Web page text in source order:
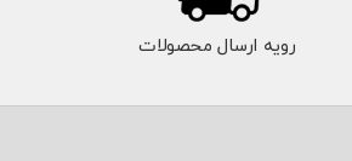
رویه ارسال محصولات